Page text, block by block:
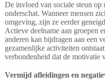
De invloed van sociale steun
onderschat. Wanneer mensen
omgeving, zijn ze eerder
Actieve deelname aan groepen
anderen kan bijdragen aan een
gezamenlijke activiteiten
verbondenheid dat de motivatie
Vermijd afleidingen en